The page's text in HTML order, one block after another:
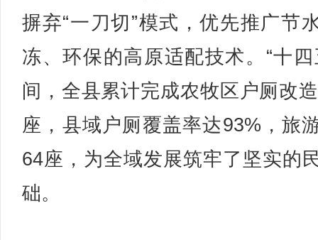
摒弃“一刀切”模式，优先推广节
冻、环保的高原适配技术。“十四
间，全县累计完成农牧区户厕改
座，县域户厕覆盖率达93%，旅
64座，为全域发展筑牢了坚实的
础。